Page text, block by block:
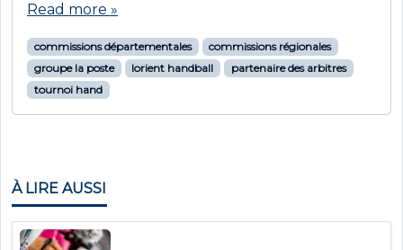
Read more »
commissions départementales
commissions régionales
groupe la poste
lorient handball
partenaire des arbitres
tournoi hand
À LIRE AUSSI